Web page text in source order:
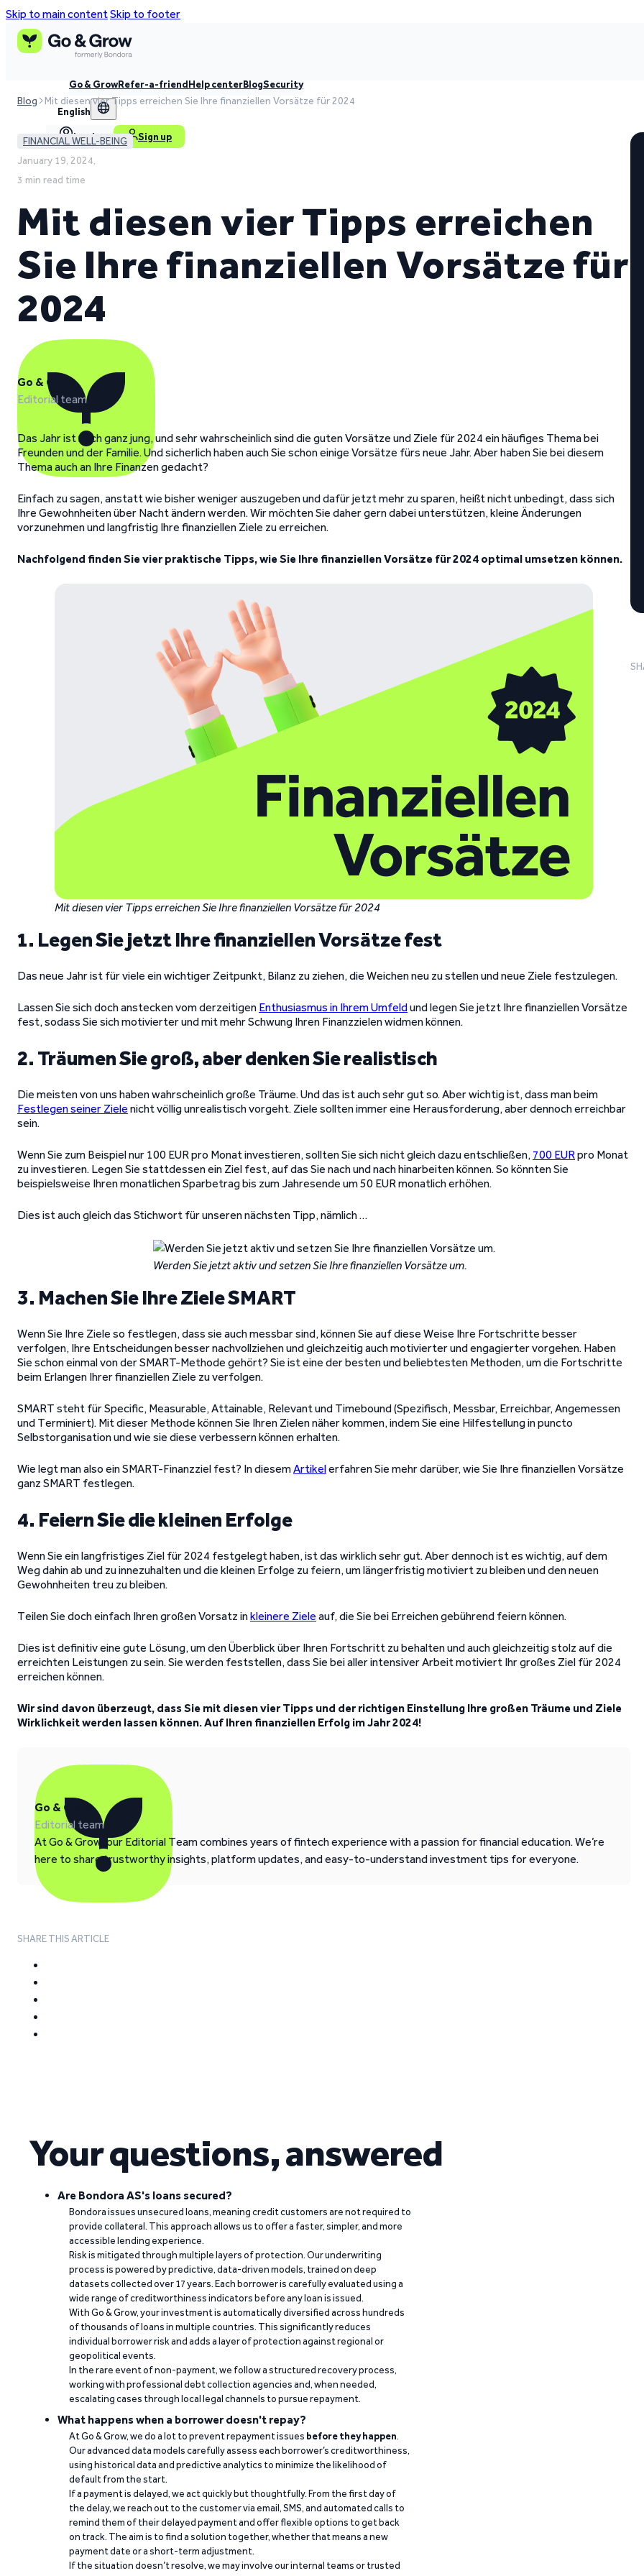
Skip to main contentSkip to footer
Go & GrowRefer-a-friendHelp centerBlogSecurity
English
Log in Sign up
Blog Mit diesen vier Tipps erreichen Sie Ihre finanziellen Vorsätze für 2024
FINANCIAL WELL-BEING
January 19, 2024,
3 min read time
Mit diesen vier Tipps erreichen
Sie Ihre finanziellen Vorsätze für
2024
Go & Grow
Editorial team
Das Jahr ist noch ganz jung, und sehr wahrscheinlich sind die guten Vorsätze und Ziele für 2024 ein häufiges Thema bei
Freunden und der Familie. Und sicherlich haben auch Sie schon einige Vorsätze fürs neue Jahr. Aber haben Sie bei diesem
Thema auch an Ihre Finanzen gedacht?
Einfach zu sagen, anstatt wie bisher weniger auszugeben und dafür jetzt mehr zu sparen, heißt nicht unbedingt, dass sich
Ihre Gewohnheiten über Nacht ändern werden. Wir möchten Sie daher gern dabei unterstützen, kleine Änderungen
vorzunehmen und langfristig Ihre finanziellen Ziele zu erreichen.
Nachfolgend finden Sie vier praktische Tipps, wie Sie Ihre finanziellen Vorsätze für 2024 optimal umsetzen können.
Mit diesen vier Tipps erreichen Sie Ihre finanziellen Vorsätze für 2024
1. Legen Sie jetzt Ihre finanziellen Vorsätze fest
Das neue Jahr ist für viele ein wichtiger Zeitpunkt, Bilanz zu ziehen, die Weichen neu zu stellen und neue Ziele festzulegen.
Lassen Sie sich doch anstecken vom derzeitigen Enthusiasmus in Ihrem Umfeldund legen Sie jetzt Ihre finanziellen Vorsätze
fest, sodass Sie sich motivierter und mit mehr Schwung Ihren Finanzzielen widmen können.
2. Träumen Sie groß, aber denken Sie realistisch
Die meisten von uns haben wahrscheinlich große Träume. Und das ist auch sehr gut so. Aber wichtig ist, dass man beim
Festlegen seiner Ziele nicht völlig unrealistisch vorgeht. Ziele sollten immer eine Herausforderung, aber dennoch erreichbar
sein.
Wenn Sie zum Beispiel nur 100 EUR pro Monat investieren, sollten Sie sich nicht gleich dazu entschließen, 700 EURpro Monat
zu investieren. Legen Sie stattdessen ein Ziel fest, auf das Sie nach und nach hinarbeiten können. So könnten Sie
beispielsweise Ihren monatlichen Sparbetrag bis zum Jahresende um 50 EUR monatlich erhöhen.
Dies ist auch gleich das Stichwort für unseren nächsten Tipp, nämlich …
Werden Sie jetzt aktiv und setzen Sie Ihre finanziellen Vorsätze um.
3. Machen Sie Ihre Ziele SMART
Wenn Sie Ihre Ziele so festlegen, dass sie auch messbar sind, können Sie auf diese Weise Ihre Fortschritte besser
verfolgen, Ihre Entscheidungen besser nachvollziehen und gleichzeitig auch motivierter und engagierter vorgehen. Haben
Sie schon einmal von der SMART-Methode gehört? Sie ist eine der besten und beliebtesten Methoden, um die Fortschritte
beim Erlangen Ihrer finanziellen Ziele zu verfolgen.
SMART steht für Specific, Measurable, Attainable, Relevant und Timebound (Spezifisch, Messbar, Erreichbar, Angemessen
und Terminiert). Mit dieser Methode können Sie Ihren Zielen näher kommen, indem Sie eine Hilfestellung in puncto
Selbstorganisation und wie sie diese verbessern können erhalten.
Wie legt man also ein SMART-Finanzziel fest? In diesemArtikelerfahren Sie mehr darüber, wie Sie Ihre finanziellen Vorsätze
ganz SMART festlegen.
4. Feiern Sie die kleinen Erfolge
Wenn Sie ein langfristiges Ziel für 2024 festgelegt haben, ist das wirklich sehr gut. Aber dennoch ist es wichtig, auf dem
Weg dahin ab und zu innezuhalten und die kleinen Erfolge zu feiern, um längerfristig motiviert zu bleiben und den neuen
Gewohnheiten treu zu bleiben.
Teilen Sie doch einfach Ihren großen Vorsatz inkleinere Ziele auf, die Sie bei Erreichen gebührend feiern können.
Dies ist definitiv eine gute Lösung, um den Überblick über Ihren Fortschritt zu behalten und auch gleichzeitig stolz auf die
erreichten Leistungen zu sein. Sie werden feststellen, dass Sie bei aller intensiver Arbeit motiviert Ihr großes Ziel für 2024
erreichen können.
Wir sind davon überzeugt, dass Sie mit diesen vier Tipps und der richtigen Einstellung Ihre großen Träume und Ziele
Wirklichkeit werden lassen können. Auf Ihren finanziellen Erfolg im Jahr 2024!
Go & Grow
Editorial team
At Go & Grow, our Editorial Team combines years of fintech experience with a passion for financial education. We’re
here to share trustworthy insights, platform updates, and easy-to-understand investment tips for everyone.
SHARE THIS ARTICLE
Your questions, answered
Are Bondora AS's loans secured?
Bondora issues unsecured loans, meaning credit customers are not required to
provide collateral. This approach allows us to offer a faster, simpler, and more
accessible lending experience.
Risk is mitigated through multiple layers of protection. Our underwriting
process is powered by predictive, data-driven models, trained on deep
datasets collected over 17 years. Each borrower is carefully evaluated using a
wide range of creditworthiness indicators before any loan is issued.
With Go & Grow, your investment is automatically diversified across hundreds
of thousands of loans in multiple countries. This significantly reduces
individual borrower risk and adds a layer of protection against regional or
geopolitical events.
In the rare event of non-payment, we follow a structured recovery process,
working with professional debt collection agencies and, when needed,
escalating cases through local legal channels to pursue repayment.
What happens when a borrower doesn't repay?
At Go & Grow, we do a lot to prevent repayment issues before they happen.
Our advanced data models carefully assess each borrower’s creditworthiness,
using historical data and predictive analytics to minimize the likelihood of
default from the start.
If a payment is delayed, we act quickly but thoughtfully. From the first day of
the delay, we reach out to the customer via email, SMS, and automated calls to
remind them of their delayed payment and offer flexible options to get back
on track. The aim is to find a solution together, whether that means a new
payment date or a short-term adjustment.
If the situation doesn’t resolve, we may involve our internal teams or trusted